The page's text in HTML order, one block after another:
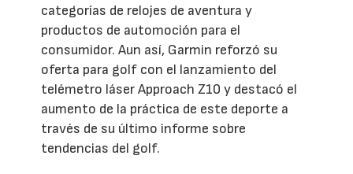
categorías de relojes de aventura y
productos de automoción para el
consumidor. Aun así, Garmin reforzó su
oferta para golf con el lanzamiento del
telémetro láser Approach Z10 y destacó el
aumento de la práctica de este deporte a
través de su último informe sobre
tendencias del golf.